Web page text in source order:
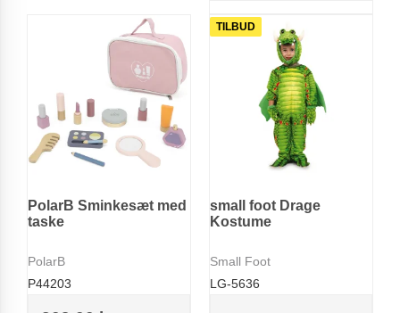
PolarB Sminkesæt med
taske
PolarB
P44203
TILBUD
small foot Drage
Kostume
Small Foot
LG-5636